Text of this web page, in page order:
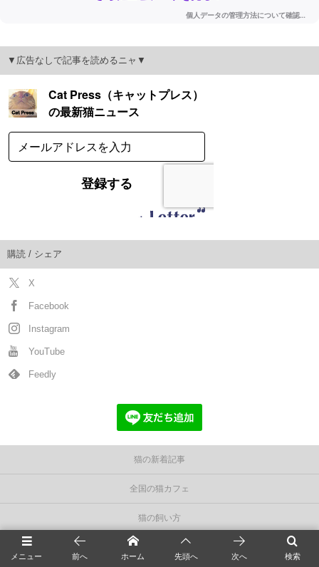
▼広告なしで記事を読めるニャ▼
購読 / シェア
X
Facebook
Instagram
YouTube
Feedly
猫の新着記事
全国の猫カフェ
猫の飼い方
猫の種類＆図鑑
メニュー 検索
前へ ホーム 先頭へ 次へ